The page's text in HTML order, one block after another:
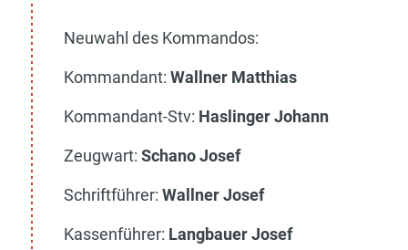
Neuwahl des Kommandos:
Kommandant: Wallner Matthias
Kommandant-Stv: Haslinger Johann
Zeugwart: Schano Josef
Schriftführer: Wallner Josef
Kassenführer: Langbauer Josef